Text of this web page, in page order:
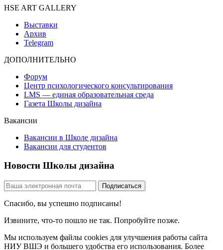
HSE ART GALLERY
Выставки
Архив
Telegram
ДОПОЛНИТЕЛЬНО
Форум
Центр психологического консультирования
LMS — единая образовательная среда
Газета Школы дизайна
Вакансии
Вакансии в Школе дизайна
Вакансии для студентов
Новости Школы дизайна
Спасибо, вы успешно подписаны!
Извините, что-то пошло не так. Попробуйте позже.
Мы используем файлы cookies для улучшения работы сайта
НИУ ВШЭ и большего удобства его использования. Более